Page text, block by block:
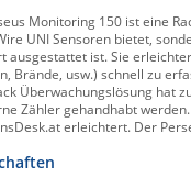
Monitoring 150 ist eine
UNI Sensoren bietet,
ausgestattet ist. Sie
Brände, usw.) schnell zu
Überwachungslösung hat
Zähler gehandhabt
erleichtert. Der